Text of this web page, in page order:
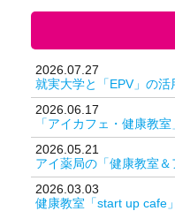
2026.07.27
就実大学と「EPV」の
2026.06.17
「アイカフェ・健康教
2026.05.21
アイ薬局の「健康教室＆
2026.03.03
健康教室「start up cafe